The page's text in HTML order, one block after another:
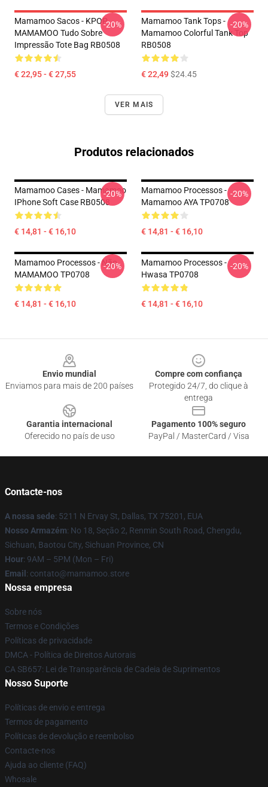
Mamamoo Sacos - KPOP
MAMAMOO Tudo Sobre
Impressão Tote Bag RB0508
€ 22,95 - € 27,55
-20%
Mamamoo Tank Tops -
Mamamoo Colorful Tank Top
RB0508
€ 22,49$24.45
-20%
VER MAIS
Produtos relacionados
Mamamoo Cases - Mamamoo
IPhone Soft Case RB0508
€ 14,81 - € 16,10
-20%
Mamamoo Processos -
Mamamoo AYA TP0708
€ 14,81 - € 16,10
-20%
Mamamoo Processos - Não.
MAMAMOO TP0708
€ 14,81 - € 16,10
-20%
Mamamoo Processos -
Hwasa TP0708
€ 14,81 - € 16,10
-20%
Envio mundial
Enviamos para mais de 200 países
Compre com confiança
Protegido 24/7, do clique à
entrega
Garantia internacional
Oferecido no país de uso
Pagamento 100% seguro
PayPal / MasterCard / Visa
Contacte-nos
A nossa sede: 5211 N Ervay St, Dallas, TX 75201, EUA
Nosso Armazém: No 18, Seção 2, Renmin South Road, Chengdu,
Sichuan, Baotou City, Sichuan Province, CN
Hour: 9AM – 5PM (Mon – Fri)
Email : contato@mamamoo.store
Nossa empresa
Sobre nós
Termos e Condições
Políticas de privacidade
DMCA - Política de Direitos Autorais
CA SB657: Lei de Transparência de Cadeia de Suprimentos
Nosso Suporte
Políticas de envio e entrega
Termos de pagamento
Políticas de devolução e reembolso
Contacte-nos
Ajuda ao cliente (FAQ)
Whosale